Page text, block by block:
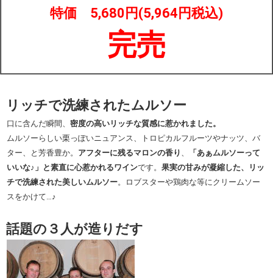
特価 5,680円(5,964円税込)
完売
リッチで洗練されたムルソー
口に含んだ瞬間、 密度の高いリッチな質感に惹かれました。
ムルソーらしい栗っぽいニュアンス、トロピカルフルーツやナッツ、バ
ター、と芳香豊か。 アフターに残るマロンの香り 、
「あぁムルソーって
いいな♪」と素直に心惹かれるワインです。 果実の甘みが凝縮した、リッ
チで洗練された美しいムルソー。ロブスターや鶏肉な等にクリームソー
スをかけて…♪
話題の３人が造りだす